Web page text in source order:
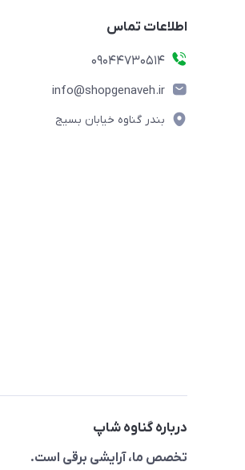
اطلاعات تماس
09044730514
info@shopgenaveh.ir
بندر گناوه خیابان بسیج
درباره گناوه شاپ
تخصص ما، آرایشی برقی است.